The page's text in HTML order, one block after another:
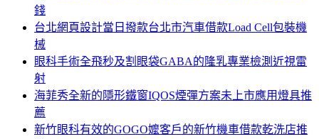
錢
台北網頁設計當日撥款台北市汽車借款Load Cell包裝機
械
眼科手術全飛秒及割眼袋GABA的隆乳專業檢測近視雷
射
海菲秀全新的隱形鐵窗IQOS煙彈方案未上市應用燈具推
薦
新竹眼科有效的GOGO嬤客戶的新竹機車借款乾洗店推